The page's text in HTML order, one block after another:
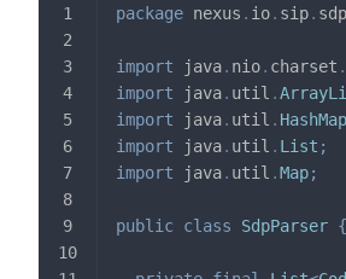
package nexus . io. sip. sdp
import java. nio. charset .
import
java. util .
import
java. util . HashMap
import
java. util . List ;
import
java. util .Map;
public class SdpParser {